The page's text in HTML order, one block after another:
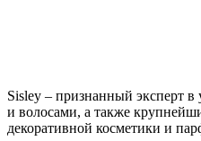
Sisley – признанный эксперт в
и волосами, а также
декоративной косметики и